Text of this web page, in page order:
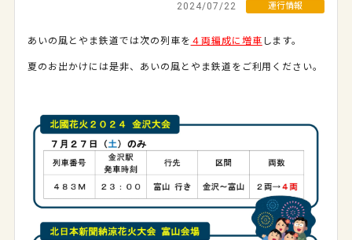
2024/07/22 運行情報
あいの風とやま鉄道では次の列車を ４両編成に増車 します。
夏のお出かけには是非、あいの風とやま鉄道をご利用ください。